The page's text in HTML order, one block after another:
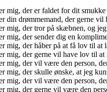
mig, der er faldet for dit smukke
din drømmemand, der gerne vil
mig, der tror på skæbnen, og
mig, der sender dig en
mig, der håber på at få lov til at
mig, der gerne vil have lov til
mig, der vil være den person,
mig, der skulle ønske, at jeg
mig, der vil være den person,
mig, der gerne vil være den